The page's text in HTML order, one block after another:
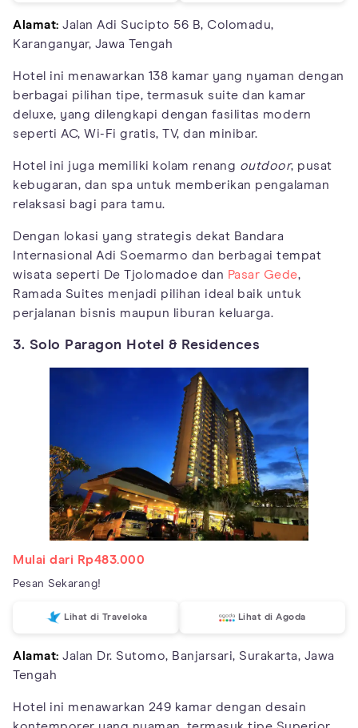
Alamat: Jalan Adi Sucipto 56 B, Colomadu,
Karanganyar, Jawa Tengah
Hotel ini menawarkan 138 kamar yang nyaman dengan
berbagai pilihan tipe, termasuk suite dan kamar
deluxe, yang dilengkapi dengan fasilitas modern
seperti AC, Wi-Fi gratis, TV, dan minibar.
Hotel ini juga memiliki kolam renang outdoor, pusat
kebugaran, dan spa untuk memberikan pengalaman
relaksasi bagi para tamu.
Dengan lokasi yang strategis dekat Bandara
Internasional Adi Soemarmo dan berbagai tempat
wisata seperti De Tjolomadoe dan Pasar Gede,
Ramada Suites menjadi pilihan ideal baik untuk
perjalanan bisnis maupun liburan keluarga.
3. Solo Paragon Hotel & Residences
Mulai dari Rp483.000
Pesan Sekarang!
Lihat di Traveloka Lihat di Agoda
Alamat: Jalan Dr. Sutomo, Banjarsari, Surakarta, Jawa
Tengah
Hotel ini menawarkan 249 kamar dengan desain